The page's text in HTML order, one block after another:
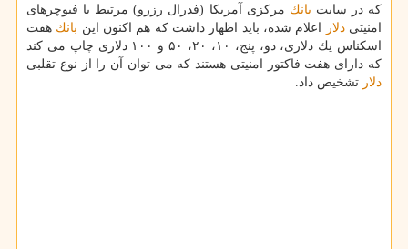
كه در سایت بانك مركزی آمریكا (فدرال رزرو) مرتبط با فیوچرهای
امنیتیدلار اعلام شده، باید اظهار داشت كه هم اكنون این بانك هفت
اسكناس یك دلاری، دو، پنج، ۱۰، ۲۰، ۵۰ و ۱۰۰ دلاری چاپ می كند
كه دارای هفت فاكتور امنیتی هستند كه می توان آن را از نوع تقلبی
دلار تشخیص داد.